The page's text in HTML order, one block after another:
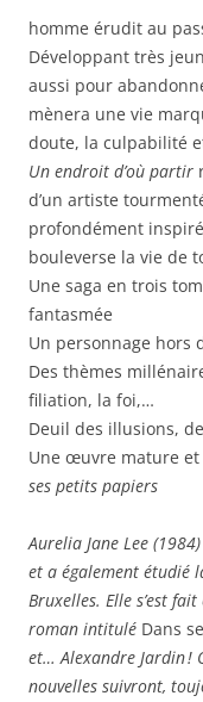
homme érudit au
Développant très
aussi pour
mènera une vie
doute, la culpabilité
Un endroit d’où partir
d’un artiste
profondément
bouleverse la vie de
Une saga en trois
fantasmée
Un personnage hors
Des thèmes
filiation, la foi,…
Deuil des illusions,
Une œuvre mature et
ses petits papiers
Aurelia Jane Lee
et a également étudié
Bruxelles. Elle s’est
roman intitulé Dans
et… Alexandre Jardin !
nouvelles suivront,